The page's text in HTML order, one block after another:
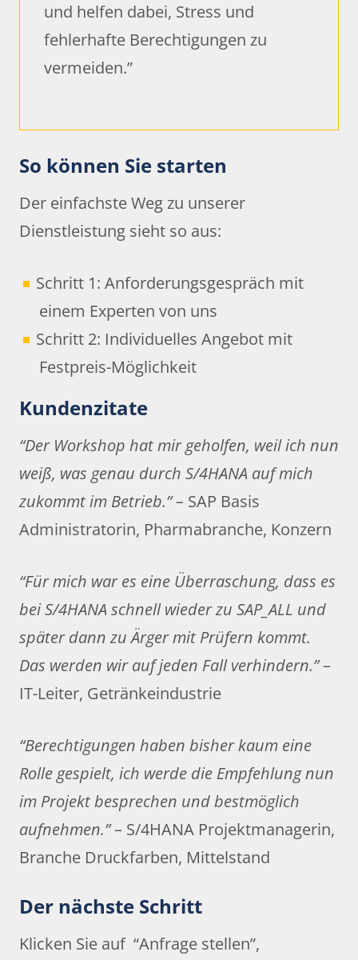
und helfen dabei, Stress und
fehlerhafte Berechtigungen zu
vermeiden.”
So können Sie starten
Der einfachste Weg zu unserer
Dienstleistung sieht so aus:
Schritt 1: Anforderungsgespräch mit
einem Experten von uns
Schritt 2: Individuelles Angebot mit
Festpreis-Möglichkeit
Kundenzitate
“Der Workshop hat mir geholfen, weil ich nun
weiß, was genau durch S/4HANA auf mich
zukommt im Betrieb.” – SAP Basis
Administratorin, Pharmabranche, Konzern
“Für mich war es eine Überraschung, dass es
bei S/4HANA schnell wieder zu SAP_ALL und
später dann zu Ärger mit Prüfern kommt.
Das werden wir auf jeden Fall verhindern.”–
IT-Leiter, Getränkeindustrie
“Berechtigungen haben bisher kaum eine
Rolle gespielt, ich werde die Empfehlung nun
im Projekt besprechen und bestmöglich
aufnehmen.”– S/4HANA Projektmanagerin,
Branche Druckfarben, Mittelstand
Der nächste Schritt
Klicken Sie auf “Anfrage stellen”,